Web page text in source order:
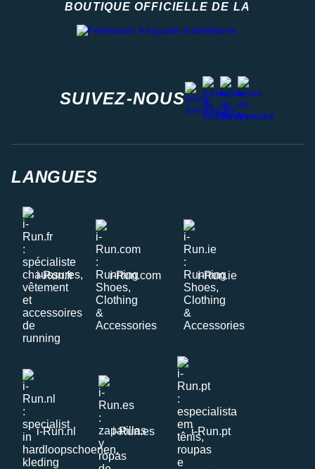
BOUTIQUE OFFICIELLE DE LA
SUIVEZ-NOUS
instagram
facebook
stravayoutube
LANGUES
i-Run.fr i-Run.com i-Run.ie
i-Run.nl i-Run.es i-Run.pt